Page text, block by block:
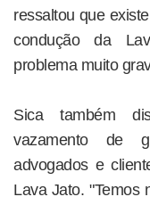
ressaltou que
condução da
problema muito
Sica também
vazamento de
advogados e
Lava Jato. "Temos